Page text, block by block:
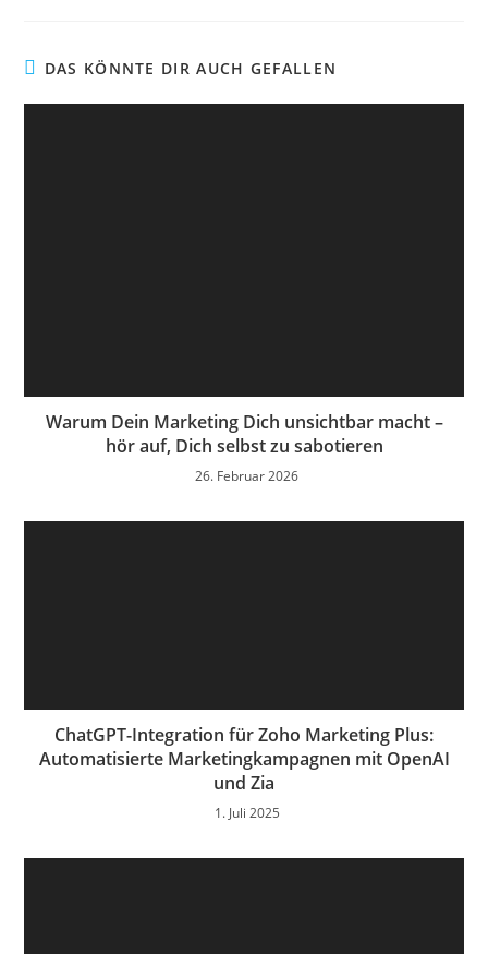
DAS KÖNNTE DIR AUCH GEFALLEN
Warum Dein Marketing Dich unsichtbar macht –
hör auf, Dich selbst zu sabotieren
26. Februar 2026
ChatGPT-Integration für Zoho Marketing Plus:
Automatisierte Marketingkampagnen mit OpenAI
und Zia
1. Juli 2025